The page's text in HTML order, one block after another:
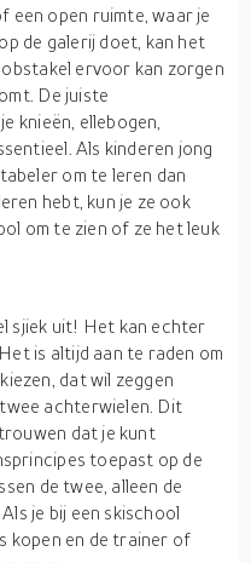
een open ruimte, waar je
de galerij doet, kan het
ervoor kan zorgen
De juiste
knieën, ellebogen,
Als kinderen jong
om te leren dan
hebt, kun je ze ook
om te zien of ze het leuk
sjiek uit! Het kan echter
is altijd aan te raden om
dat wil zeggen
achterwielen. Dit
dat je kunt
toepast op de
de twee, alleen de
je bij een skischool
kopen en de trainer of